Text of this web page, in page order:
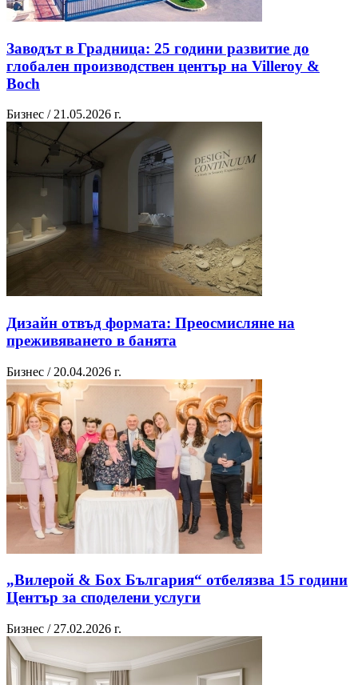
Заводът в Градница: 25 години развитие до
глобален производствен център на Villeroy &
Boch
Бизнес / 21.05.2026 г.
Дизайн отвъд формата: Преосмисляне на
преживяването в банята
Бизнес / 20.04.2026 г.
„Вилерой & Бох България“ отбелязва 15 години
Център за споделени услуги
Бизнес / 27.02.2026 г.